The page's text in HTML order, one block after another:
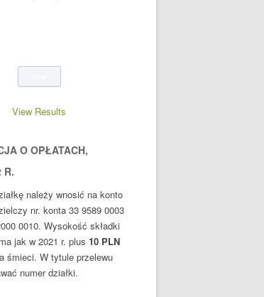
View Results
O OPŁATACH,
R.
należy wnosić na konto
nr. konta 33 9589 0003
0010. Wysokość składki
jak w 2021 r. plus 10 PLN
śmieci. W tytule przelewu
numer działki.